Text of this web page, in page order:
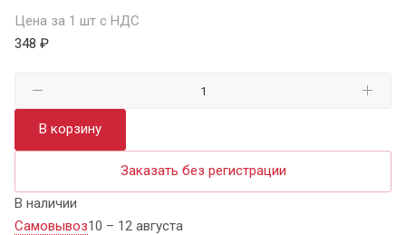
Цена за 1 шт с НДС
348 ₽
В корзину
Заказать без регистрации
В наличии
Самовывоз10 – 12 августа